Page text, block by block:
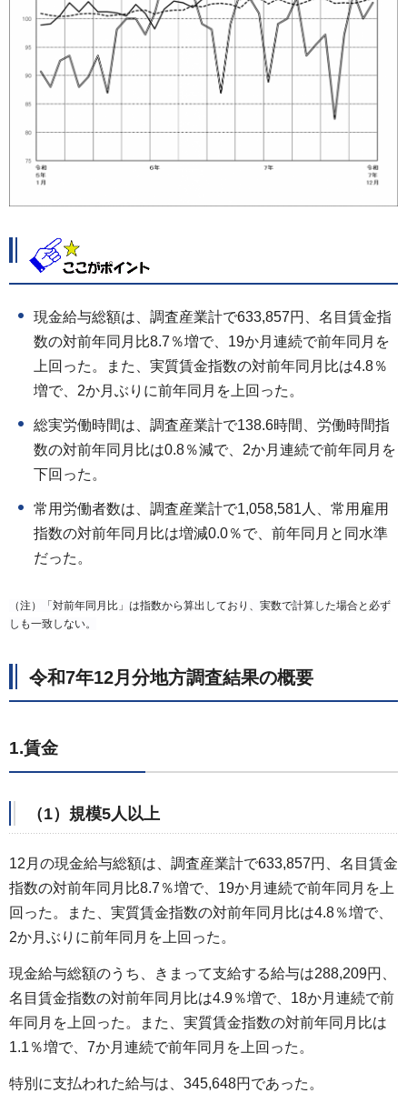
現金給与総額は、調査産業計で633,857円、名目賃金指
数の対前年同月比8.7％増で、19か月連続で前年同月を
上回った。また、実質賃金指数の対前年同月比は4.8％
増で、2か月ぶりに前年同月を上回った。
総実労働時間は、調査産業計で138.6時間、労働時間指
数の対前年同月比は0.8％減で、2か月連続で前年同月を
下回った。
常用労働者数は、調査産業計で1,058,581人、常用雇用
指数の対前年同月比は増減0.0％で、前年同月と同水準
だった。
（注）「対前年同月比」は指数から算出しており、実数で計算した場合と必ず
しも一致しない。
令和7年12月分地方調査結果の概要
1.賃金
（1）規模5人以上
12月の現金給与総額は、調査産業計で633,857円、名目賃金
指数の対前年同月比8.7％増で、19か月連続で前年同月を上
回った。また、実質賃金指数の対前年同月比は4.8％増で、
2か月ぶりに前年同月を上回った。
現金給与総額のうち、きまって支給する給与は288,209円、
名目賃金指数の対前年同月比は4.9％増で、18か月連続で前
年同月を上回った。また、実質賃金指数の対前年同月比は
1.1％増で、7か月連続で前年同月を上回った。
特別に支払われた給与は、345,648円であった。